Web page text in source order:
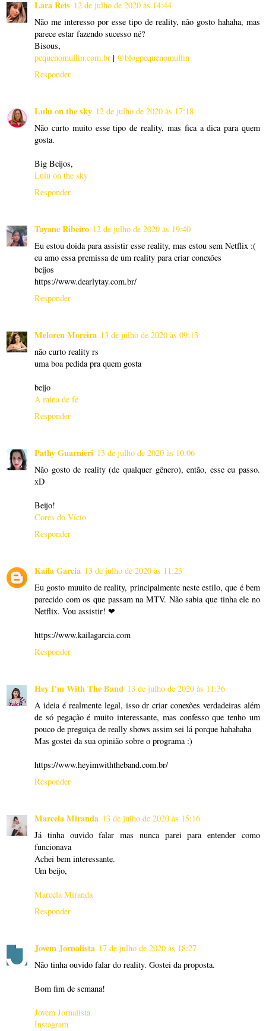
Lara Reis 12 de julho de 2020 às 14:44
Não me interesso por esse tipo de reality, não gosto hahaha, mas
parece estar fazendo sucesso né?
Bisous,
pequenomuffin.com.br | @blogpequenomuffin
Responder
Lulu on the sky 12 de julho de 2020 às 17:18
Não curto muito esse tipo de reality, mas fica a dica para quem
gosta.
Big Beijos,
Lulu on the sky
Responder
Tayane Ribeiro 12 de julho de 2020 às 19:40
Eu estou doida para assistir esse reality, mas estou sem Netflix :(
eu amo essa premissa de um reality para criar conexões
beijos
https://www.dearlytay.com.br/
Responder
Meloren Moreira 13 de julho de 2020 às 09:13
não curto reality rs
uma boa pedida pra quem gosta
beijo
A mina de fé
Responder
Pathy Guarnieri 13 de julho de 2020 às 10:06
Não gosto de reality (de qualquer gênero), então, esse eu passo.
xD
Beijo!
Cores do Vício
Responder
Kaila Garcia 13 de julho de 2020 às 11:23
Eu gosto muuito de reality, principalmente neste estilo, que é bem
parecido com os que passam na MTV. Não sabia que tinha ele no
Netflix. Vou assistir! ❤
https://www.kailagarcia.com
Responder
Hey I'm With The Band 13 de julho de 2020 às 11:36
A ideia é realmente legal, isso dr criar conexões verdadeiras além
de só pegação é muito interessante, mas confesso que tenho um
pouco de preguiça de really shows assim sei lá porque hahahaha
Mas gostei da sua opinião sobre o programa :)
https://www.heyimwiththeband.com.br/
Responder
Marcela Miranda 13 de julho de 2020 às 15:16
Já tinha ouvido falar mas nunca parei para entender como
funcionava
Achei bem interessante.
Um beijo,
Marcela Miranda
Responder
Jovem Jornalista 17 de julho de 2020 às 18:27
Não tinha ouvido falar do reality. Gostei da proposta.
Bom fim de semana!
Jovem Jornalista
Instagram